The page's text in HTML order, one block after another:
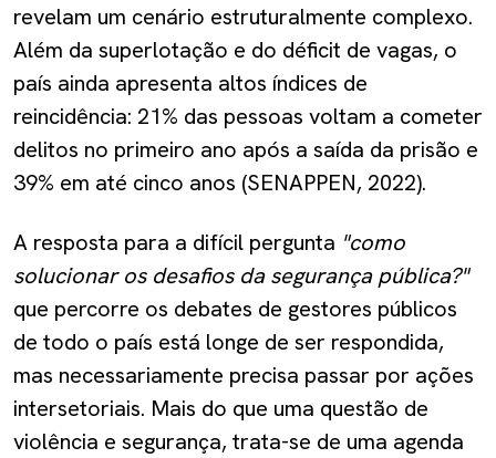
revelam um cenário estruturalmente complexo.
Além da superlotação e do déficit de vagas, o
país ainda apresenta altos índices de
reincidência: 21% das pessoas voltam a cometer
delitos no primeiro ano após a saída da prisão e
39% em até cinco anos (SENAPPEN, 2022).
A resposta para a difícil pergunta "como
solucionar os desafios da segurança pública?"
que percorre os debates de gestores públicos
de todo o país está longe de ser respondida,
mas necessariamente precisa passar por ações
intersetoriais. Mais do que uma questão de
violência e segurança, trata-se de uma agenda